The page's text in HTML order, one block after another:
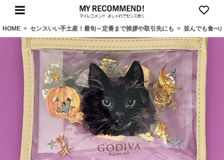
HOME > センスいい手土産！最旬～定番まで挨拶や取引先にも > 並んでも食べ